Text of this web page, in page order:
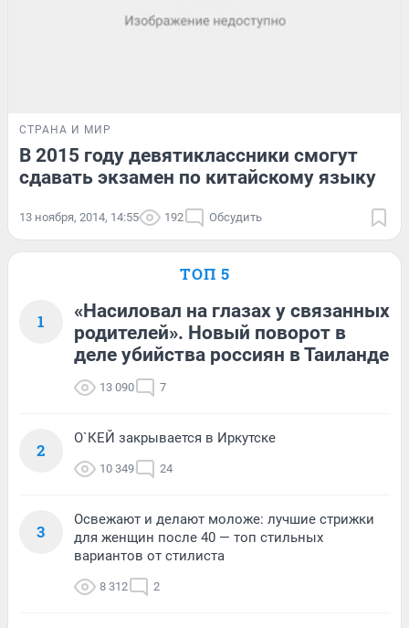
СТРАНА И МИР
В 2015 году девятиклассники смогут
сдавать экзамен по китайскому языку
13 ноября, 2014, 14:55 192 Обсудить
ТОП 5
1
«Насиловал на глазах у связанных
родителей». Новый поворот в
деле убийства россиян в Таиланде
13 090 7
2
О`КЕЙ закрывается в Иркутске
10 349 24
3
Освежают и делают моложе: лучшие стрижки
для женщин после 40 — топ стильных
вариантов от стилиста
8 312 2